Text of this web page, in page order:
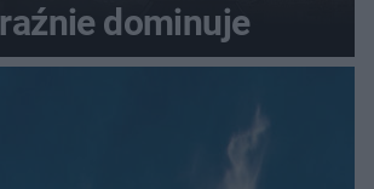
dominuje